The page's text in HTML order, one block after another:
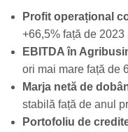
Profit operațional
+66,5% față de 2023
EBITDA în
ori mai mare față de
Marja netă de
stabilă față de anul
Portofoliu de